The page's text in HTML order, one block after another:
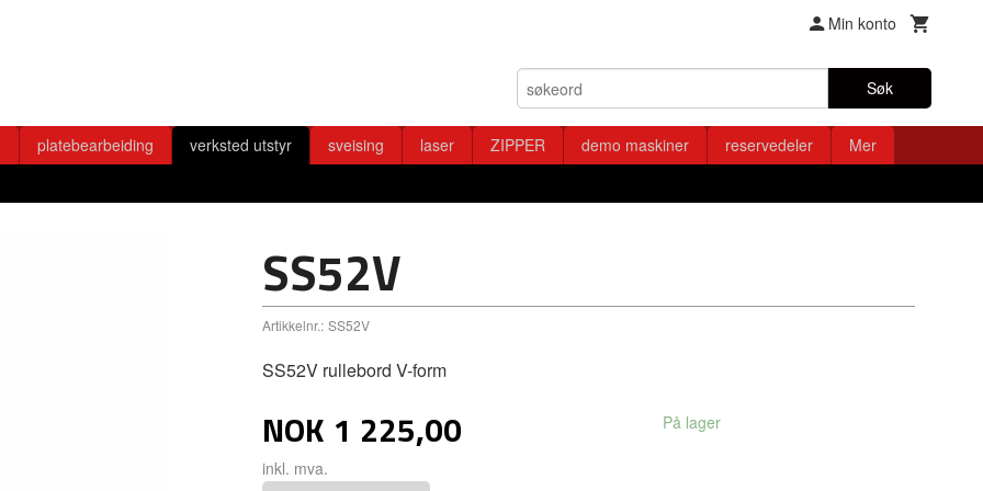
Min konto
Søk
platebearbeiding verksted utstyr sveising laser ZIPPER demo maskiner reservedeler Mer
SS52V
Artikkelnr.: SS52V
SS52V rullebord V-form
NOK 1 225,00
inkl. mva.
På lager